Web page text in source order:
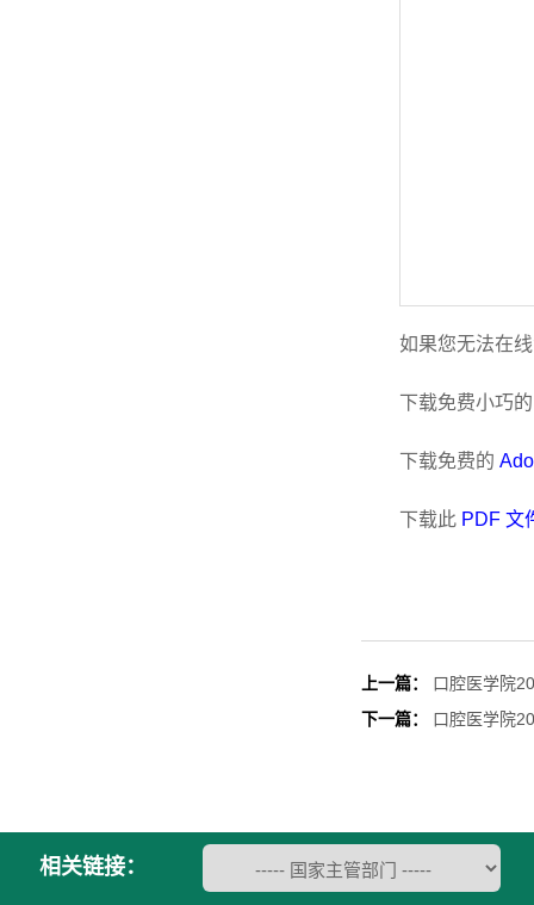
如果您无法在
下载免费小巧
下载免费的
下载此 PDF 文
上一篇：
口腔医学院
下一篇：
口腔医学院
相关链接：